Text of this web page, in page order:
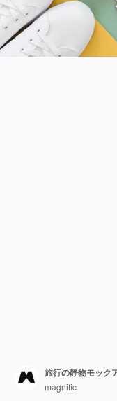
旅行の静物モック
magnific